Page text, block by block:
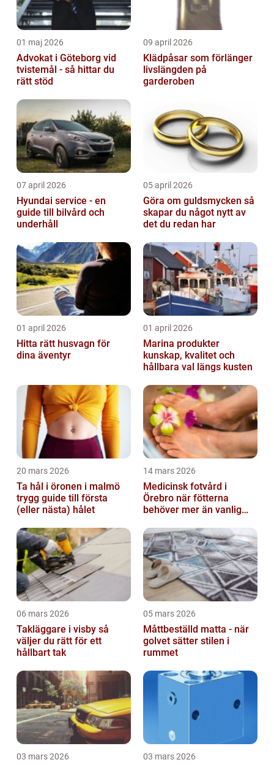
01 maj 2026
Advokat i Göteborg vid
tvistemål - så hittar du
rätt stöd
09 april 2026
Klädpåsar som förlänger
livslängden på
garderoben
07 april 2026
Hyundai service - en
guide till bilvård och
underhåll
05 april 2026
Göra om guldsmycken så
skapar du något nytt av
det du redan har
01 april 2026
Hitta rätt husvagn för
dina äventyr
01 april 2026
Marina produkter
kunskap, kvalitet och
hållbara val längs kusten
20 mars 2026
Ta hål i öronen i malmö
trygg guide till första
(eller nästa) hålet
14 mars 2026
Medicinsk fotvård i
Örebro när fötterna
behöver mer än vanlig
06 mars 2026
Takläggare i visby så
väljer du rätt för ett
hållbart tak
05 mars 2026
Måttbeställd matta - när
golvet sätter stilen i
rummet
03 mars 2026 03 mars 2026